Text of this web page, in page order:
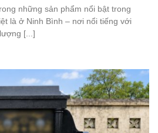
những sản phẩm nổi bật trong
là ở Ninh Bình – nơi nổi tiếng với
[...]